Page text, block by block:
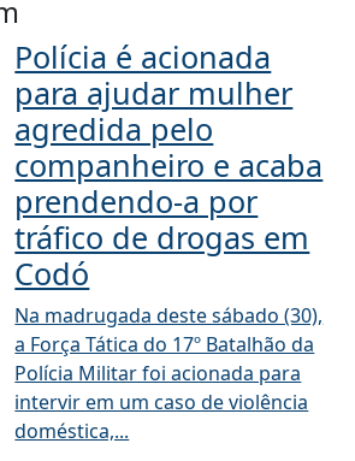
Polícia é acionada
para ajudar mulher
agredida pelo
companheiro e acaba
prendendo-a por
tráfico de drogas em
Codó
Na madrugada deste sábado (30),
a Força Tática do 17º Batalhão da
Polícia Militar foi acionada para
intervir em um caso de violência
doméstica,...